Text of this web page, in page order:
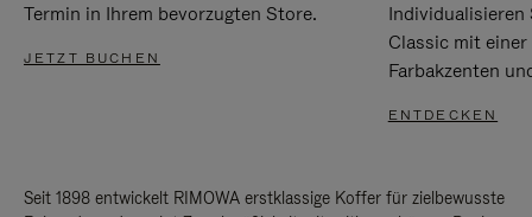
Termin in Ihrem bevorzugten Store.
JETZT BUCHEN
Individualisieren
Classic mit
Farbakzenten
ENTDECKEN
Seit 1898 entwickelt RIMOWA erstklassige Koffer für zielbewusste